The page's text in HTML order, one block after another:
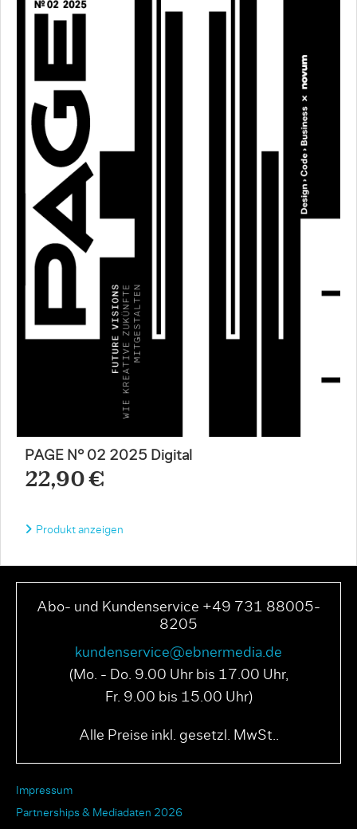
PAGE N° 02 2025 Digital
22,90 €
Produkt anzeigen
Abo- und Kundenservice +49 731 88005-
8205
kundenservice@ebnermedia.de
(Mo. - Do. 9.00 Uhr bis 17.00 Uhr,
Fr. 9.00 bis 15.00 Uhr)
Alle Preise inkl. gesetzl. MwSt..
Impressum
Partnerships & Mediadaten 2026